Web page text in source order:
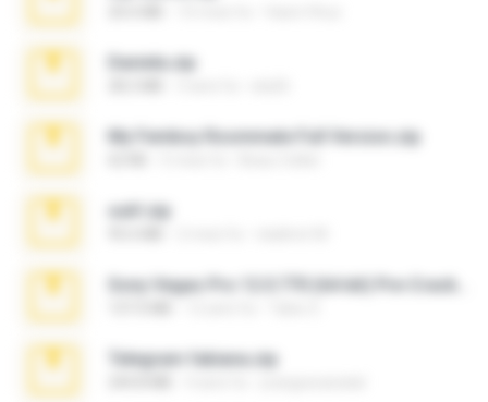
Daniela.zip
My Femboy Roommate Full Version.zip
ouh!.zip
Telegram fabiana.zip